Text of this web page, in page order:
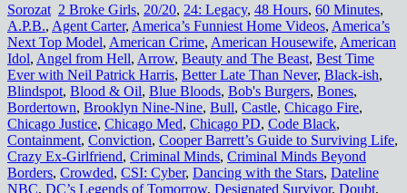
Sorozat 2 Broke Girls, 20/20, 24: Legacy, 48 Hours, 60 Minutes,
A.P.B., Agent Carter, America’s Funniest Home Videos, America’s
Next Top Model, American Crime, American Housewife, American
Idol, Angel from Hell, Arrow, Beauty and The Beast, Best Time
Ever with Neil Patrick Harris, Better Late Than Never, Black-ish,
Blindspot, Blood & Oil, Blue Bloods, Bob's Burgers, Bones,
Bordertown, Brooklyn Nine-Nine, Bull, Castle, Chicago Fire,
Chicago Justice, Chicago Med, Chicago PD, Code Black,
Containment, Conviction, Cooper Barrett’s Guide to Surviving Life,
Crazy Ex-Girlfriend, Criminal Minds, Criminal Minds Beyond
Borders, Crowded, CSI: Cyber, Dancing with the Stars, Dateline
NBC, DC’s Legends of Tomorrow, Designated Survivor, Doubt,